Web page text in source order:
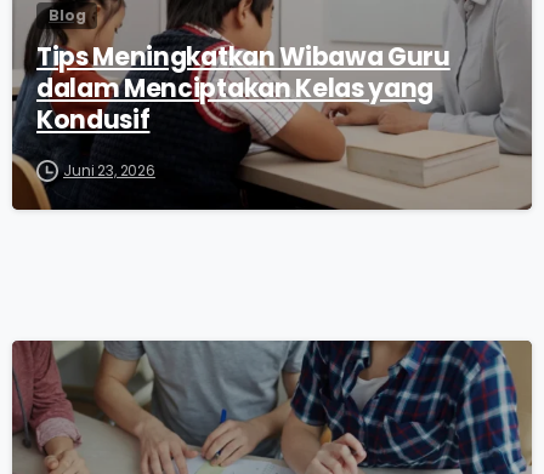
Blog
Tips Meningkatkan Wibawa Guru
dalam Menciptakan Kelas yang
Kondusif
Juni 23, 2026
0